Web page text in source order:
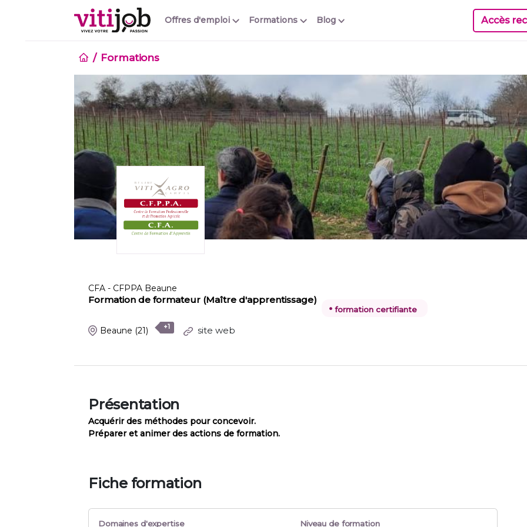
Offres d'emploi Blog
Formations Accès
Formations
CFA - CFPPA Beaune
Formation de formateur (Maître d'apprentissage)
• formation certifiante
Beaune (21) +1 site web
Présentation
Acquérir des méthodes pour concevoir.
Préparer et animer des actions de formation.
Fiche formation
Domaines d'expertise
Niveau de formation